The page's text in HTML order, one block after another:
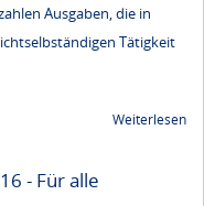
Ausgaben, die in
Tätigkeit
Weiterlesen
- Für alle